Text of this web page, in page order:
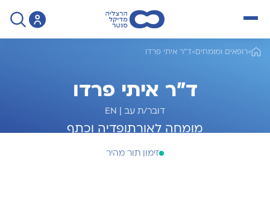
>רופאים ומומחים>ד"ר איתי פרדו
ד"ר איתי פרדו
דובר/ת עב |
EN
מומחה לאורתופדיה וכתף
זימון תור מהיר